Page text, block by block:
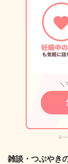
＼
※一
雑談・つぶやき